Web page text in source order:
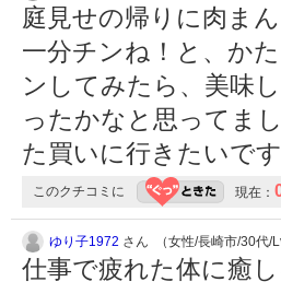
庭見せの帰りに肉ま
一分チンね！と、か
ンしてみたら、美味
ったかなと思ってま
た買いに行きたいです
このクチコミに 現在：
ゆり子1972 さん （女性/長崎市/30代/
仕事で疲れた体に癒